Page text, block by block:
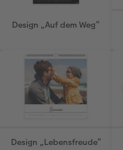
Design „Auf dem Weg“
Design „Lebensfreude“